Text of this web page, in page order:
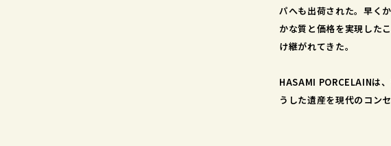
パへも出荷された。早く
かな質と価格を実現した
け継がれてきた。
HASAMI PORCELAINは
うした遺産を現代のコン